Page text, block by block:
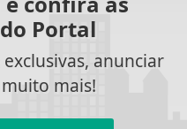
Portal
anunciar
mais!